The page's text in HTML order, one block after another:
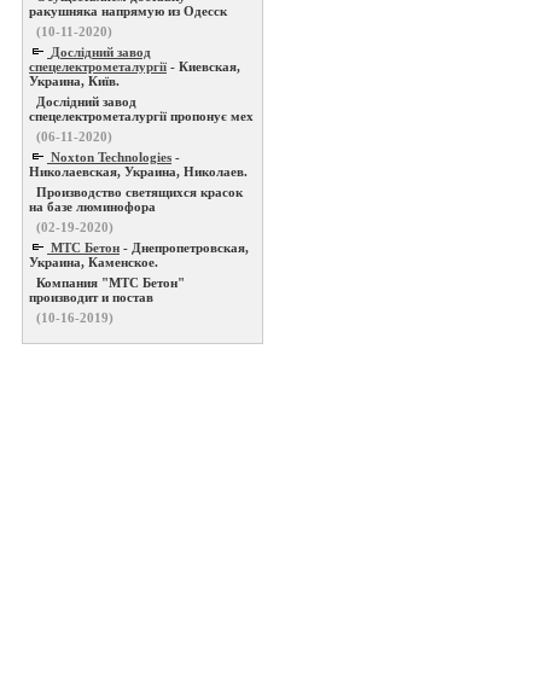
ракушняка напрямую из Одесск
(10-11-2020)
Дослідний завод
спецелектрометалургії - Киевская,
Украина, Київ.
Дослідний завод
спецелектрометалургії пропонує мех
(06-11-2020)
Noxton Technologies -
Николаевская, Украина, Николаев.
Производство светящихся красок
на базе люминофора
(02-19-2020)
МТС Бетон - Днепропетровская,
Украина, Каменское.
Компания "МТС Бетон"
производит и постав
(10-16-2019)